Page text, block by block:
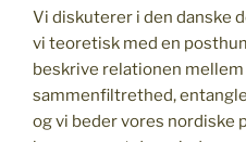
Vi diskuterer i den danske
vi teoretisk med en
beskrive relationen
sammenfiltrethed,
og vi beder vores nordiske